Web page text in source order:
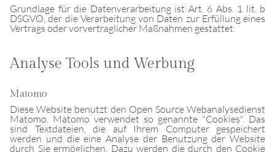
Grundlage für die Datenverarbeitung ist Art. 6 Abs. 1 lit. b
DSGVO, der die Verarbeitung von Daten zur Erfüllung eines
Vertrags oder vorvertraglicher Maßnahmen gestattet.
Analyse Tools und Werbung
Matomo
Diese Website benutzt den Open Source Webanalysedienst
Matomo. Matomo verwendet so genannte "Cookies". Das
sind Textdateien, die auf Ihrem Computer gespeichert
werden und die eine Analyse der Benutzung der Website
durch Sie ermöglichen. Dazu werden die durch den Cookie